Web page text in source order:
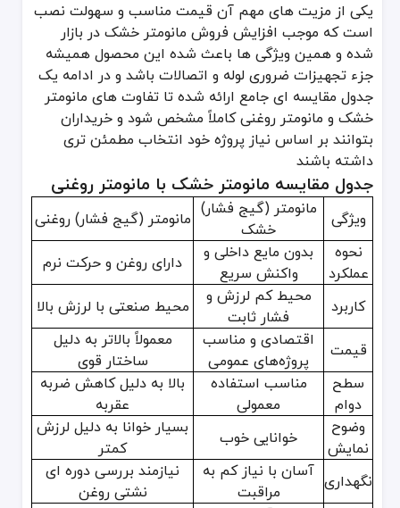
یکی از مزیت های مهم آن قیمت مناسب و سهولت نصب
است که موجب افزایش فروش مانومتر خشک در بازار
شده و همین ویژگی ها باعث شده این محصول همیشه
جزء تجهیزات ضروری لوله و اتصالات باشد و در ادامه یک
جدول مقایسه ای جامع ارائه شده تا تفاوت های مانومتر
خشک و مانومتر روغنی کاملاً مشخص شود و خریداران
بتوانند بر اساس نیاز پروژه خود انتخاب مطمئن تری
داشته باشند
جدول مقایسه مانومتر خشک با مانومتر روغنی
ویژگی
مانومتر (گیج فشار)
خشک
مانومتر (گیج فشار) روغنی
نحوه
عملکرد
بدون مایع داخلی و
واکنش سریع
دارای روغن و حرکت نرم
کاربرد
محیط کم لرزش و
فشار ثابت
محیط صنعتی با لرزش بالا
قیمت
اقتصادی و مناسب
پروژه‌های عمومی
معمولاً بالاتر به دلیل
ساختار قوی
سطح
دوام
مناسب استفاده
معمولی
بالا به دلیل کاهش ضربه
عقربه
وضوح
نمایش
خوانایی خوب
بسیار خوانا به دلیل لرزش
کمتر
نگهداری آسان با نیاز کم به
مراقبت
نیازمند بررسی دوره ای
نشتی روغن